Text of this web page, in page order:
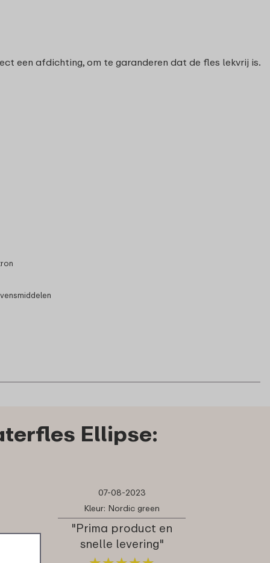
een afdichting, om te garanderen dat de fles lekvrij is.
Ellipse:
07-08-2023
Kleur: Nordic green
"Prima product en
snelle levering"